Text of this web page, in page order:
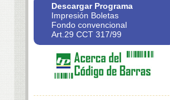
Descargar Programa
Impresión Boletas
Fondo convencional
Art.29 CCT 317/99